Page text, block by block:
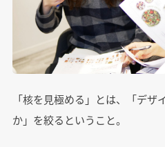
「核を見極める」とは、「デ
か」を絞るということ。